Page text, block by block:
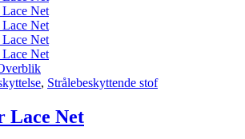
, Strålebeskyttende stof
Lace Net